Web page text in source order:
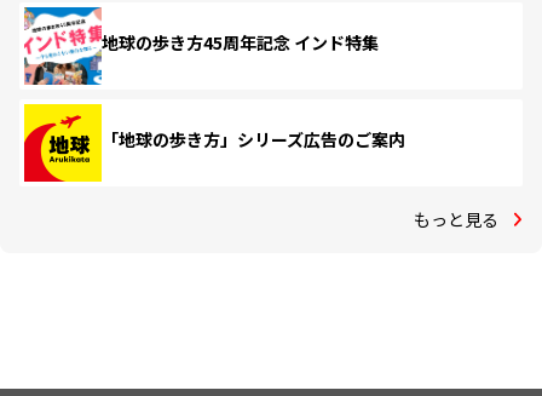
地球の歩き方45周年記念 インド特集
「地球の歩き方」シリーズ広告のご案内
もっと見る